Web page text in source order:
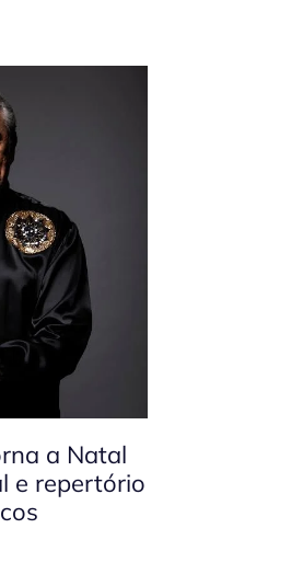
a Natal
e repertório